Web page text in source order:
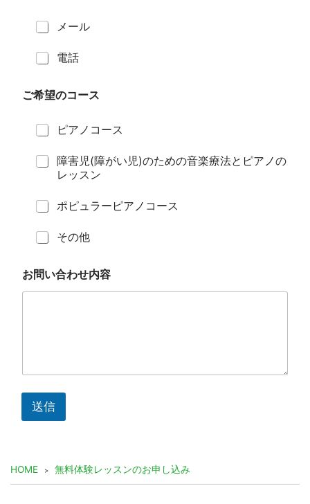
メール
電話
ご希望のコース
ピアノコース
障害児(障がい児)のための音楽療法とピアノの
レッスン
ポピュラーピアノコース
その他
お問い合わせ内容
送信
HOME 無料体験レッスンのお申し込み